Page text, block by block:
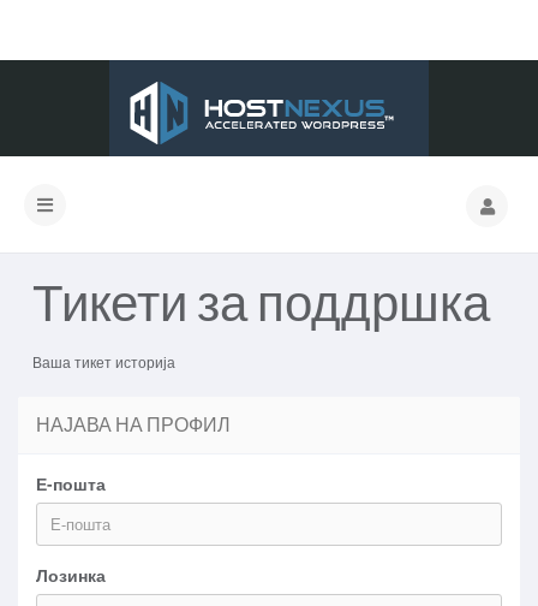
Тикети за поддршка
Ваша тикет историја
НАЈАВА НА ПРОФИЛ
Е-пошта
Лозинка